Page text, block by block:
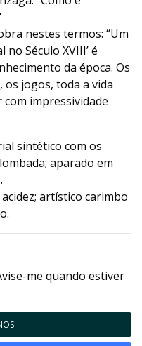
nestes termos: “Um
Século XVIII’ é
da época. Os
os jogos, toda a vida
impressividade
sintético com os
aparado em
artístico carimbo
me quando estiver